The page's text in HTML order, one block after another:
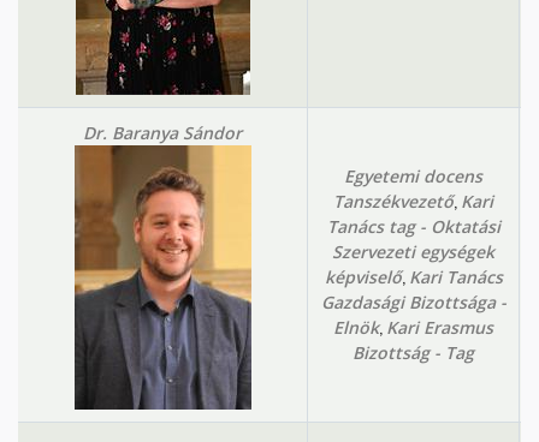
Dr. Baranya Sándor
Egyetemi docens
Tanszékvezető, Kari
Tanács tag - Oktatási
Szervezeti egységek
képviselő, Kari Tanács
Gazdasági Bizottsága -
Elnök, Kari Erasmus
Bizottság - Tag